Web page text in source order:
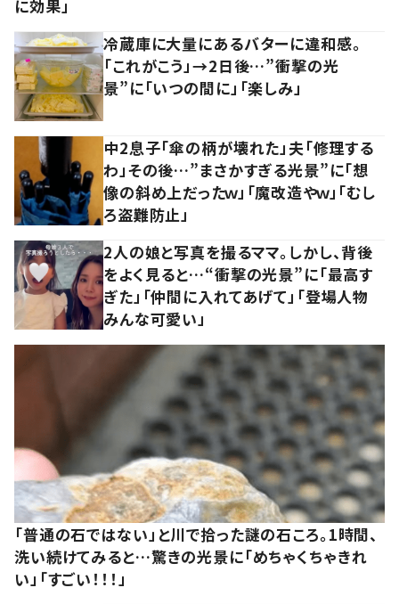
に効果」
冷蔵庫に大量にあるバターに違和感。
「これがこう」→2日後…”衝撃の光
景”に「いつの間に」「楽しみ」
中2息子「傘の柄が壊れた」夫「修理する
わ」その後…”まさかすぎる光景”に「想
像の斜め上だったｗ」「魔改造やｗ」「むし
ろ盗難防止」
2人の娘と写真を撮るママ。しかし、背後
をよく見ると…“衝撃の光景”に「最高す
ぎた」「仲間に入れてあげて」「登場人物
みんな可愛い」
「普通の石ではない」と川で拾った謎の石ころ。1時間、
洗い続けてみると…驚きの光景に「めちゃくちゃきれ
い」「すごい！！！」